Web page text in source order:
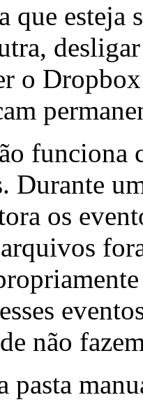
que esteja
o
funciona
Durante
os
não
pasta